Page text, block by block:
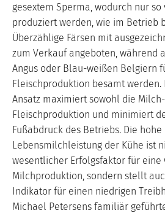
gesextem Sperma, wodurch nur so
produziert werden, wie im Betrieb
Überzählige Färsen mit
zum Verkauf angeboten, während
Angus oder Blau-weißen Belgiern
Fleischproduktion besamt werden.
Ansatz maximiert sowohl die
Fleischproduktion und minimiert
Fußabdruck des Betriebs. Die
Lebensmilchleistung der Kühe ist
wesentlicher Erfolgsfaktor für eine
Milchproduktion, sondern stellt
Indikator für einen niedrigen
Michael Petersens familiär